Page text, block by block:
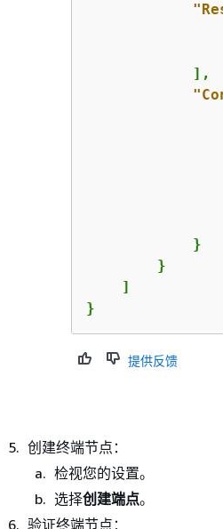
            ],
            }
        }
    ]
}
提供反馈
创建终端节点：
检视您的设置。
选择创建端点。
验证终端节点：